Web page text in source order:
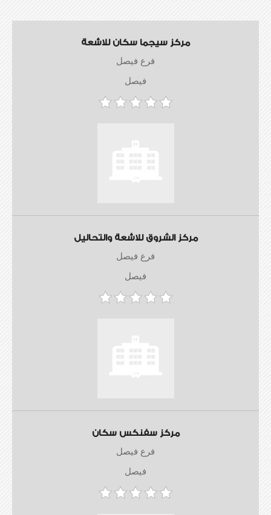
مركز سيجما سكان للاشعة
فرع فيصل
فيصل
مركز الشروق للاشعة والتحاليل
فرع فيصل
فيصل
مركز سفنكس سكان
فرع فيصل
فيصل